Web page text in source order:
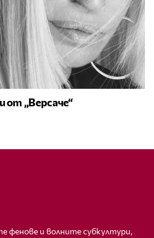
от „Версаче“
фенове и волните субкултури,